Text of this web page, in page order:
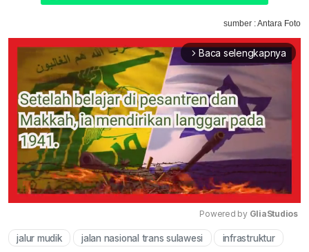
sumber : Antara Foto
arrow_forward_ios Baca selengkapnya
Mute
Powered by GliaStudios
jalur mudik jalan nasional trans sulawesi infrastruktur